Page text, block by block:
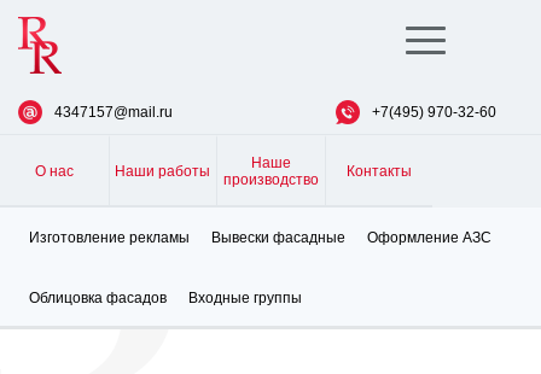
Toggle
navigation
4347157@mail.ru +7(495) 970-32-60
О нас Наши работы
Наше
производство
Контакты
Изготовление рекламы Вывески фасадные Оформление АЗС
Облицовка фасадов Входные группы